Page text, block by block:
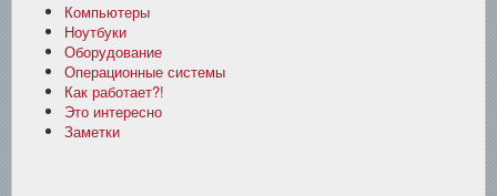
Компьютеры
Ноутбуки
Оборудование
Операционные системы
Как работает?!
Это интересно
Заметки